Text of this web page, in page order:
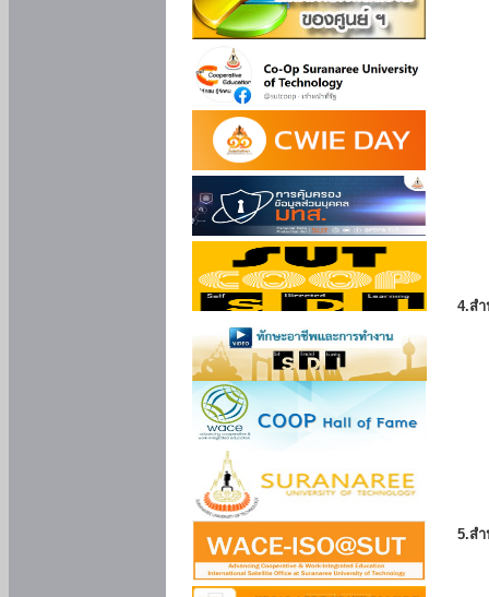
4.ส
5.ส